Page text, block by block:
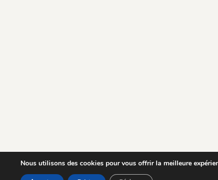
Nous utilisons des cookies pour vous offrir la meilleure